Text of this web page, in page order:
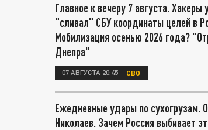
Главное к вечеру 7 августа. Хакеры
"сливал" СБУ координаты целей в
Мобилизация осенью 2026 года?
Днепра"
07 АВГУСТА 20:45 СВО
Ежедневные удары по сухогрузам.
Николаев. Зачем Россия выбивает